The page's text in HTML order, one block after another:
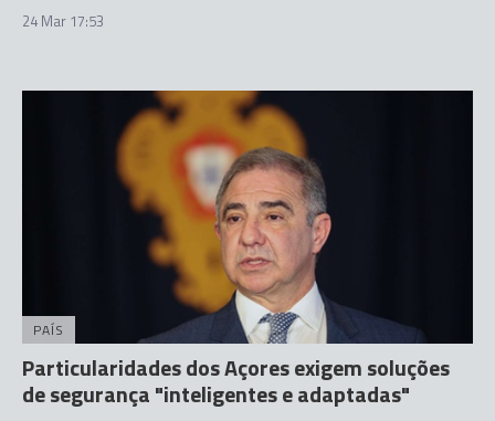
24 Mar 17:53
PAÍS
Particularidades dos Açores exigem soluções
de segurança "inteligentes e adaptadas"